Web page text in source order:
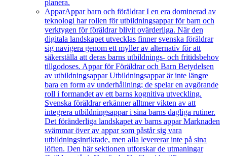
planera.
ApparAppar barn och föräldrar I en era dominerad av
teknologi har rollen för utbildningsappar för barn och
verktygen för föräldrar blivit ovärderliga. När den
digitala landskapet utvecklas finner svenska föräldrar
sig navigera genom ett myller av alternativ för att
säkerställa att deras barns utbildnings- och fritidsbehov
tillgodoses. Appar för Föräldrar och Barn Betydelsen
av utbildningsappar Utbildningsappar är inte längre
bara en form av underhållning; de spelar en avgörande
roll i formandet av ett barns kognitiva utveckling.
Svenska föräldrar erkänner alltmer vikten av att
integrera utbildningsappar i sina barns dagliga rutiner.
Det föränderliga landskapet av barns appar Marknaden
svämmar över av appar som påstår sig vara
utbildningsinriktade, men alla levererar inte på sina
löften. Den här sektionen utforskar de utmaningar